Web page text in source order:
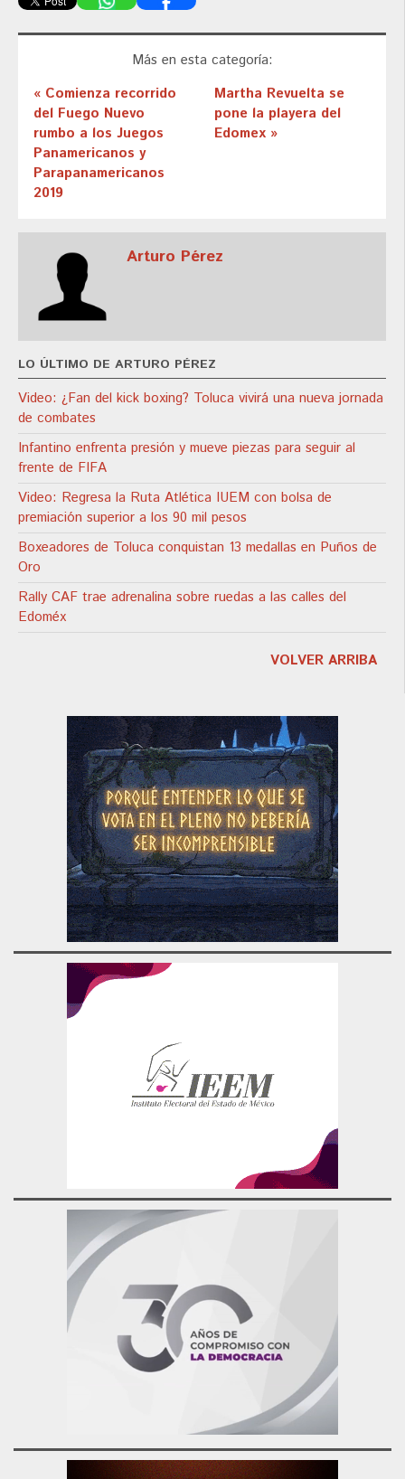
Más en esta categoría:
« Comienza recorrido
del Fuego Nuevo
rumbo a los Juegos
Panamericanos y
Parapanamericanos
2019
Martha Revuelta se
pone la playera del
Edomex »
Arturo Pérez
LO ÚLTIMO DE ARTURO PÉREZ
Video: ¿Fan del kick boxing? Toluca vivirá una nueva jornada
de combates
Infantino enfrenta presión y mueve piezas para seguir al
frente de FIFA
Video: Regresa la Ruta Atlética IUEM con bolsa de
premiación superior a los 90 mil pesos
Boxeadores de Toluca conquistan 13 medallas en Puños de
Oro
Rally CAF trae adrenalina sobre ruedas a las calles del
Edoméx
VOLVER ARRIBA